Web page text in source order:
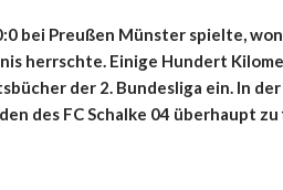
bei Preußen Münster spielte,
herrschte. Einige Hundert
der 2. Bundesliga ein. In
des FC Schalke 04 überhaupt zu